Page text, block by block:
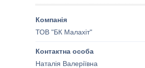
ТОВ "БК Малахіт"
Наталія Валеріївна